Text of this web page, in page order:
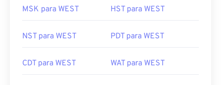
MSK para WEST HST para WEST
NST para WEST PDT para WEST
CDT para WEST WAT para WEST